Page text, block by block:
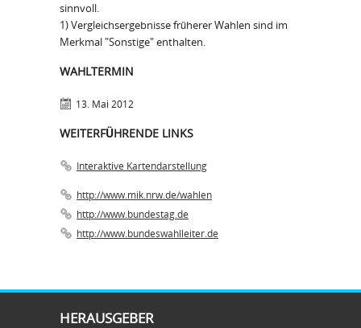
sinnvoll.
1) Vergleichsergebnisse früherer Wahlen sind im
Merkmal "Sonstige" enthalten.
WAHLTERMIN
13. Mai 2012
WEITERFÜHRENDE LINKS
Interaktive Kartendarstellung
http://www.mik.nrw.de/wahlen
http://www.bundestag.de
http://www.bundeswahlleiter.de
HERAUSGEBER